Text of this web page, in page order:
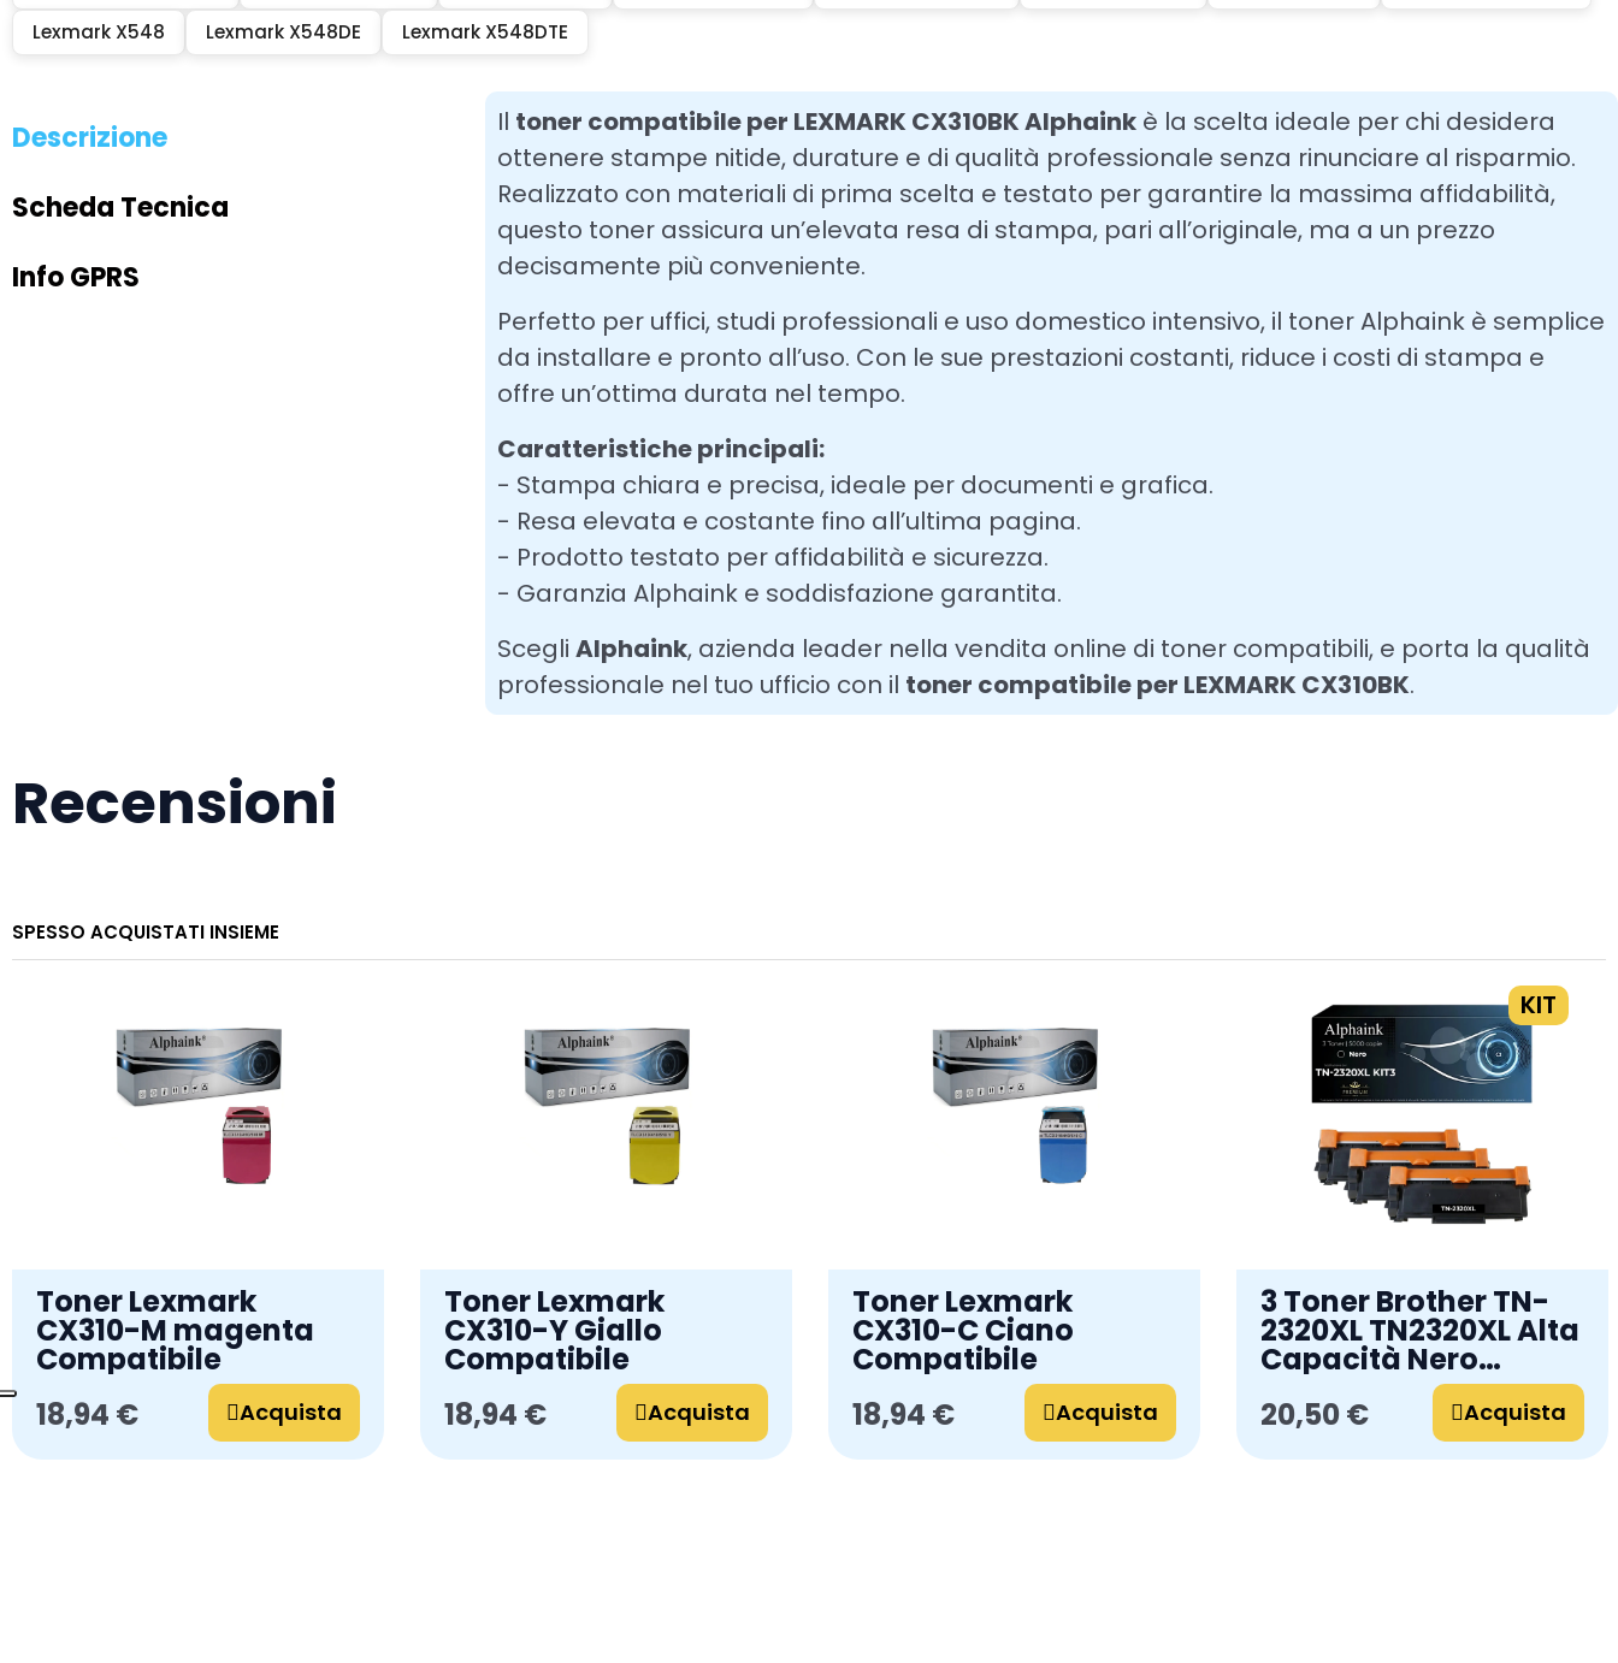
Lexmark X548
Lexmark X548DE Lexmark X548DTE
Descrizione
Scheda Tecnica
Info GPRS
Il toner compatibile per LEXMARK CX310BK Alphaink è la scelta ideale per chi desidera
ottenere stampe nitide, durature e di qualità professionale senza rinunciare al risparmio.
Realizzato con materiali di prima scelta e testato per garantire la massima affidabilità,
questo toner assicura un’elevata resa di stampa, pari all’originale, ma a un prezzo
decisamente più conveniente.
Perfetto per uffici, studi professionali e uso domestico intensivo, il toner Alphaink è semplice
da installare e pronto all’uso. Con le sue prestazioni costanti, riduce i costi di stampa e
offre un’ottima durata nel tempo.
Caratteristiche principali:
- Stampa chiara e precisa, ideale per documenti e grafica.
- Resa elevata e costante fino all’ultima pagina.
- Prodotto testato per affidabilità e sicurezza.
- Garanzia Alphaink e soddisfazione garantita.
ScegliAlphaink, azienda leader nella vendita online di toner compatibili, e porta la qualità
professionale nel tuo ufficio con il toner compatibile per LEXMARK CX310BK.
Recensioni
SPESSO ACQUISTATI INSIEME
Toner Lexmark
CX310-M magenta
Compatibile
18,94 €
Acquista
Toner Lexmark
CX310-Y Giallo
Compatibile
18,94 €
Acquista
Toner Lexmark
CX310-C Ciano
Compatibile
18,94 €
Acquista
KIT
3 Toner Brother TN-
2320XL TN2320XL Alta
Capacità Nero
Compatibili Alphaink
20,50 € Acquista